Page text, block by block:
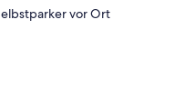
vor Ort